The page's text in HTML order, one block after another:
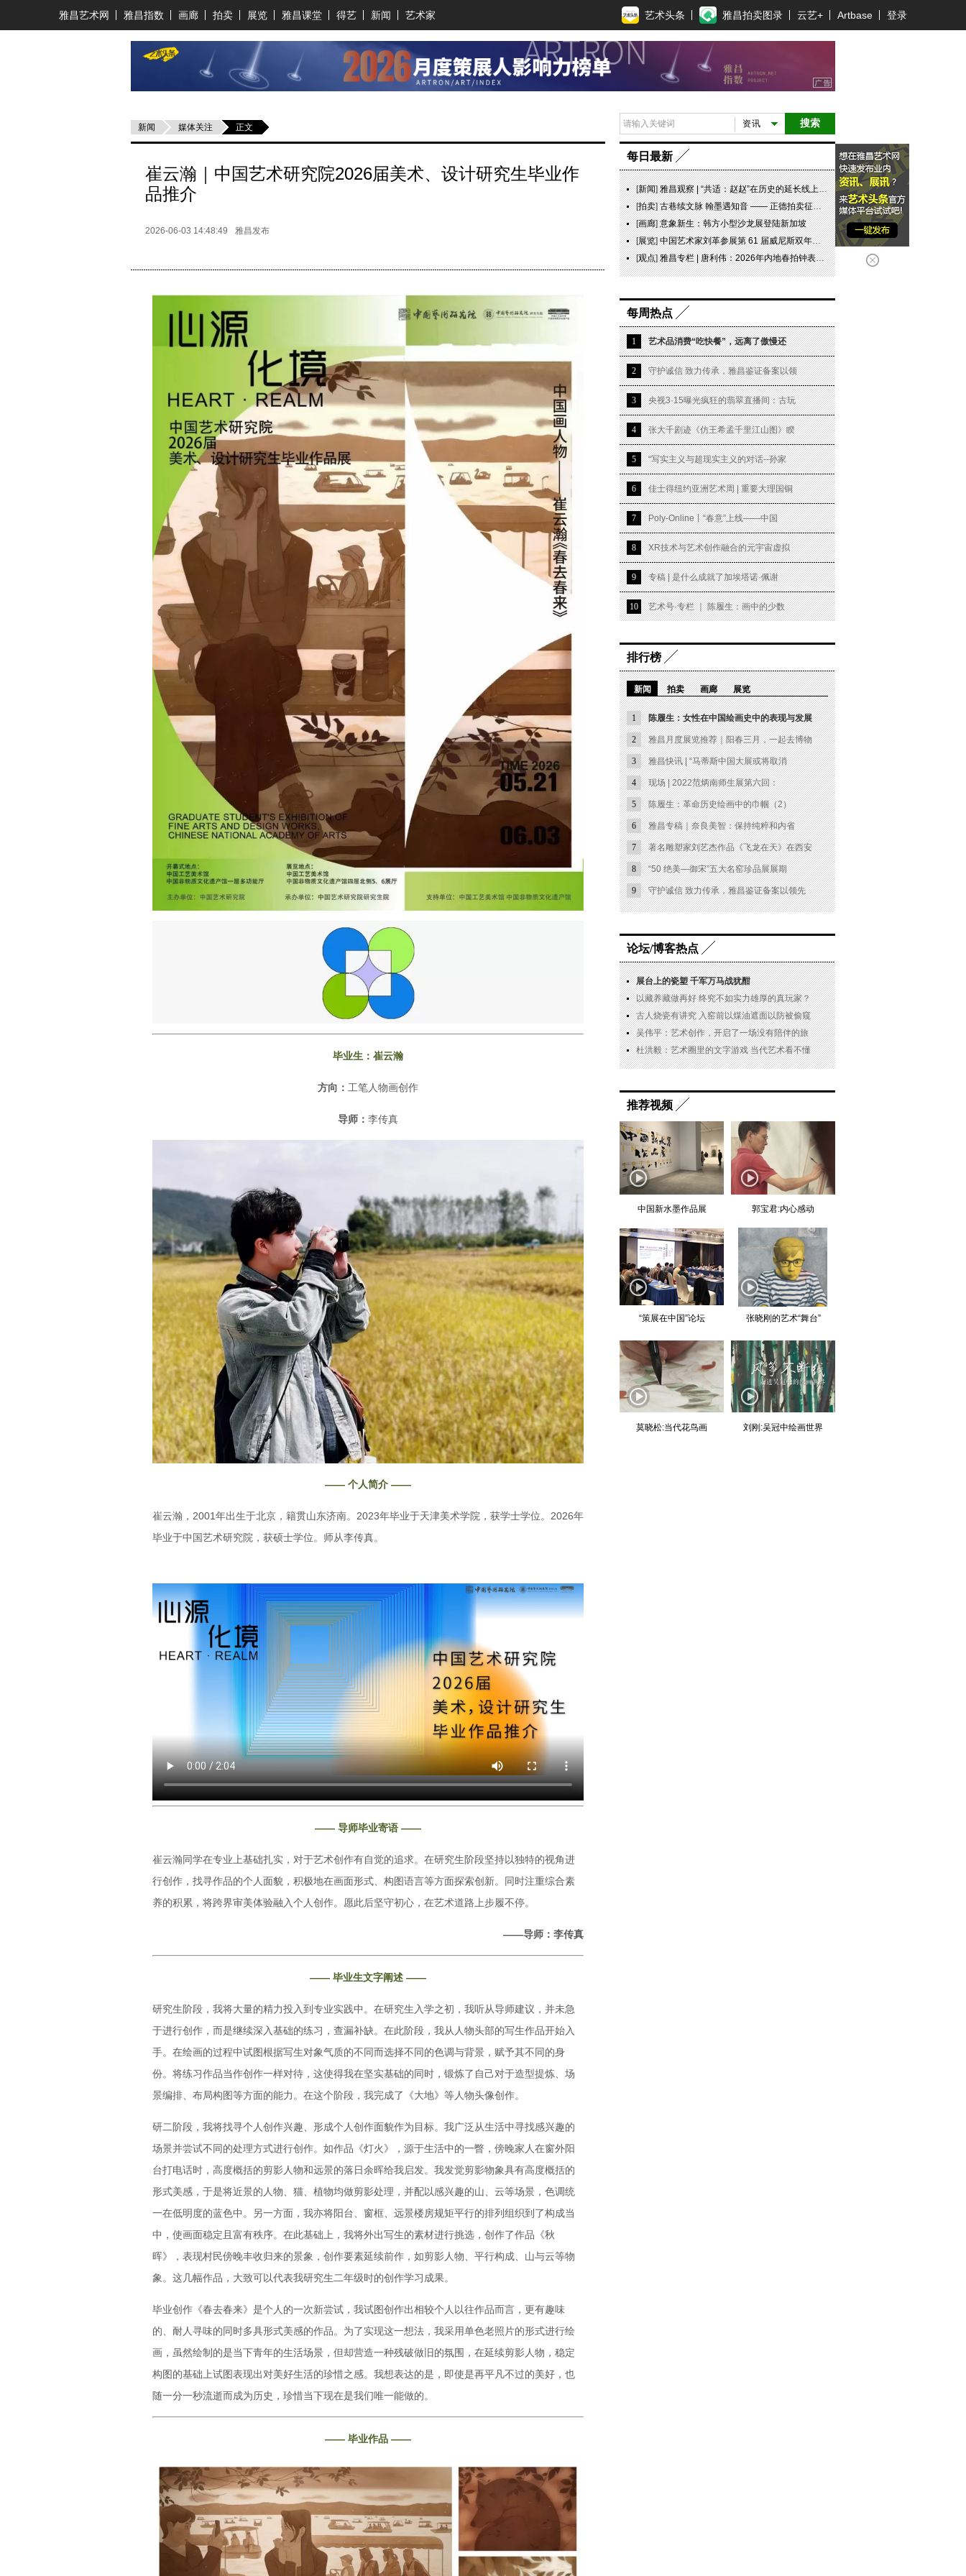
雅昌艺术网 雅昌指数 画廊 拍卖 展览 雅昌课堂 得艺 新闻 艺术家 艺术头条 雅昌拍卖图录 云艺+ Artbase 登录
新闻 媒体关注 正文
崔云瀚｜中国艺术研究院2026届美术、设计研究生毕业作
品推介
2026-06-03 14:48:49 雅昌发布
毕业生： 崔云瀚
方向： 工笔人物画创作
导师： 李传真
—— 个人简介 ——
崔云瀚，2001年出生于北京，籍贯山东济南。2023年毕业于天津美术学院，获学士学位。2026年
毕业于中国艺术研究院，获硕士学位。师从李传真。
—— 导师毕业寄语 ——
崔云瀚同学在专业上基础扎实，对于艺术创作有自觉的追求。在研究生阶段坚持以独特的视角进
行创作，找寻作品的个人面貌，积极地在画面形式、构图语言等方面探索创新。同时注重综合素
养的积累，将跨界审美体验融入个人创作。愿此后坚守初心，在艺术道路上步履不停。
——导师 ： 李传真
—— 毕业生文字阐述 ——
研究生阶段，我将大量的精力投入到专业实践中。在研究生入学之初，我听从导师建议，并未急
于进行创作，而是继续深入基础的练习，查漏补缺。在此阶段，我从人物头部的写生作品开始入
手。在绘画的过程中试图根据写生对象气质的不同而选择不同的色调与背景，赋予其不同的身
份。将练习作品当作创作一样对待，这使得我在坚实基础的同时，锻炼了自己对于造型提炼、场
景编排、布局构图等方面的能力。在这个阶段，我完成了《大地》等人物头像创作。
研二阶段，我将找寻个人创作兴趣、形成个人创作面貌作为目标。我广泛从生活中寻找感兴趣的
场景并尝试不同的处理方式进行创作。如作品《灯火》，源于生活中的一瞥，傍晚家人在窗外阳
台打电话时，高度概括的剪影人物和远景的落日余晖给我启发。我发觉剪影物象具有高度概括的
形式美感，于是将近景的人物、猫、植物均做剪影处理，并配以感兴趣的山、云等场景，色调统
一在低明度的蓝色中。另一方面，我亦将阳台、窗框、远景楼房规矩平行的排列组织到了构成当
中，使画面稳定且富有秩序。在此基础上，我将外出写生的素材进行挑选，创作了作品《秋
晖》，表现村民傍晚丰收归来的景象，创作要素延续前作，如剪影人物、平行构成、山与云等物
象。这几幅作品，大致可以代表我研究生二年级时的创作学习成果。
毕业创作《春去春来》是个人的一次新尝试，我试图创作出相较个人以往作品而言，更有趣味
的、耐人寻味的同时多具形式美感的作品。为了实现这一想法，我采用单色老照片的形式进行绘
画，虽然绘制的是当下青年的生活场景，但却营造一种残破做旧的氛围，在延续剪影人物，稳定
构图的基础上试图表现出对美好生活的珍惜之感。我想表达的是，即使是再平凡不过的美好，也
随一分一秒流逝而成为历史，珍惜当下现在是我们唯一能做的。
—— 毕业作品 ——
搜索
资讯
每日最新
[新闻]雅昌观察 | “共适：赵赵”在历史的延长线上，探寻可能
[拍卖]古巷续文脉 翰墨遇知音 —— 正德拍卖征集点挂牌非遗大师工作室
[画廊]意象新生：韩方小型沙龙展登陆新加坡
[展览]中国艺术家刘革参展第 61 届威尼斯双年展坦桑尼亚国家馆特别项目“日记 #07 此即象征！”
[观点]雅昌专栏 | 唐利伟：2026年内地春拍钟表市场观察 赛道重构、圈层分化与收藏逻辑迭代
每周热点
1 艺术品消费“吃快餐”，远离了傲慢还
2 守护诚信 致力传承，雅昌鉴证备案以领
3 央视3·15曝光疯狂的翡翠直播间：古玩
4 张大千剧迹《仿王希孟千里江山图》睽
5 “写实主义与超现实主义的对话--孙家
6 佳士得纽约亚洲艺术周 | 重要大理国铜
7 Poly-Online丨“春意”上线——中国
8 XR技术与艺术创作融合的元宇宙虚拟
9 专稿 | 是什么成就了加埃塔诺·佩谢
10 艺术号·专栏 ｜ 陈履生：画中的少数
排行榜
新闻 拍卖 画廊 展览
1 陈履生：女性在中国绘画史中的表现与发展
2 雅昌月度展览推荐｜阳春三月，一起去博物
3 雅昌快讯 | “马蒂斯中国大展或将取消
4 现场 | 2022范炳南师生展第六回：
5 陈履生：革命历史绘画中的巾帼（2）
6 雅昌专稿｜奈良美智：保持纯粹和内省
7 著名雕塑家刘艺杰作品《飞龙在天》在西安
8 “50 绝美—御宋”五大名窑珍品展展期
9 守护诚信 致力传承，雅昌鉴证备案以领先
论坛/博客热点
展台上的瓷塑 千军万马战犹酣
以藏养藏做再好 终究不如实力雄厚的真玩家？
古人烧瓷有讲究 入窑前以煤油遮面以防被偷窥
吴伟平：艺术创作，开启了一场没有陪伴的旅
杜洪毅：艺术圈里的文字游戏 当代艺术看不懂
推荐视频
中国新水墨作品展 郭宝君:内心感动
“策展在中国”论坛 张晓刚的艺术“舞台”
莫晓松:当代花鸟画 刘刚:吴冠中绘画世界